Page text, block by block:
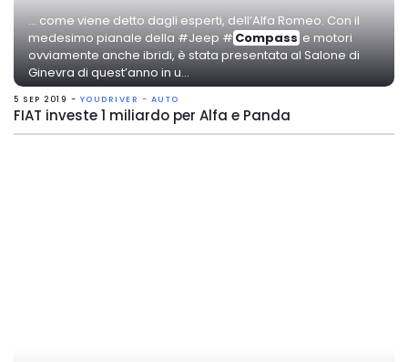
... come viene detto dagli esperti, dell’Alfa Romeo. Con il
medesimo pianale della #Jeep # Compass e motori
ovviamente anche ibridi, è stata presentata al Salone di
Ginevra di quest’anno in u...
5 SEP 2019 - YOUDRIVER - AUTO
FIAT investe 1 miliardo per Alfa e Panda